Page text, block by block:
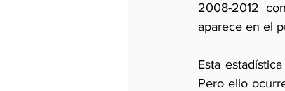
2008-2012
aparece en el
Esta
Pero ello